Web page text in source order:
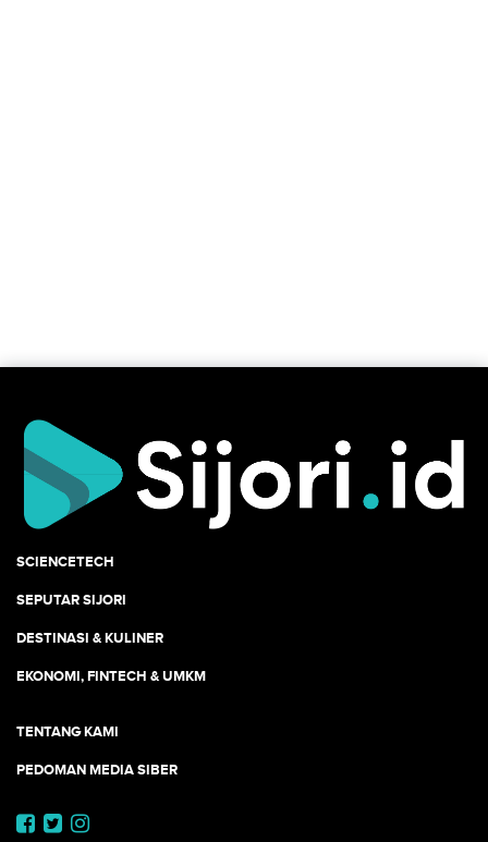
SCIENCETECH
SEPUTAR SIJORI
DESTINASI & KULINER
EKONOMI, FINTECH & UMKM
TENTANG KAMI
PEDOMAN MEDIA SIBER